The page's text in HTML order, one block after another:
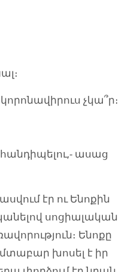
չկա՞ր։
հանդիպելու,- ասաց
էր ու Ենոքին
սոցիալական
Ենոքը
խոսել է իր